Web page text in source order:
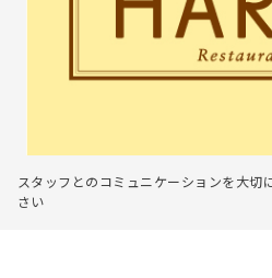
スタッフとのコミュニケーションを大切
さい